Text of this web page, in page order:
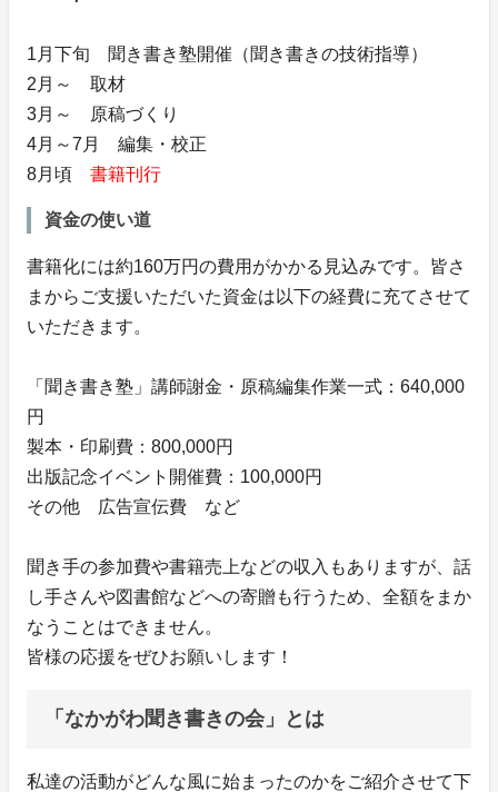
1月下旬 聞き書き塾開催（聞き書きの技術指導）
2月～ 取材
3月～ 原稿づくり
4月～7月 編集・校正
8月頃 書籍刊行
資金の使い道
書籍化には約160万円の費用がかかる見込みです。皆さ
まからご支援いただいた資金は以下の経費に充てさせて
いただきます。
「聞き書き塾」講師謝金・原稿編集作業一式：640,000
円
製本・印刷費：800,000円
出版記念イベント開催費：100,000円
その他 広告宣伝費 など
聞き手の参加費や書籍売上などの収入もありますが、話
し手さんや図書館などへの寄贈も行うため、全額をまか
なうことはできません。
皆様の応援をぜひお願いします！
「なかがわ聞き書きの会」とは
私達の活動がどんな風に始まったのかをご紹介させて下